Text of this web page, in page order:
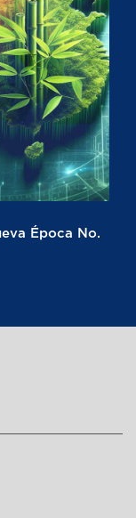
Época No.